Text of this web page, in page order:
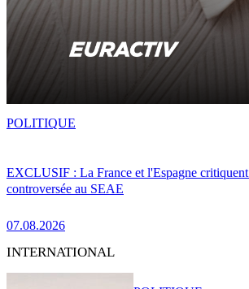
EXCLUSIF : La France et l'Espagne
controversée au SEAE
07.08.2026
POLITIQUE
INTERNATIONAL